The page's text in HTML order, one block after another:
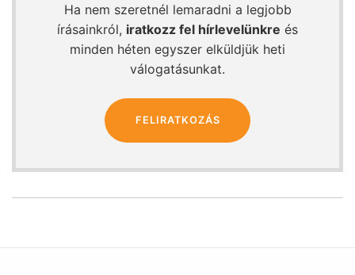
Ha nem szeretnél lemaradni a legjobb
írásainkról, iratkozz fel hírlevelünkre és
minden héten egyszer elküldjük heti
válogatásunkat.
FELIRATKOZÁS